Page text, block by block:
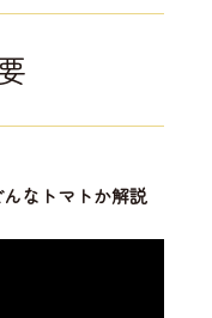
なトマトか解説